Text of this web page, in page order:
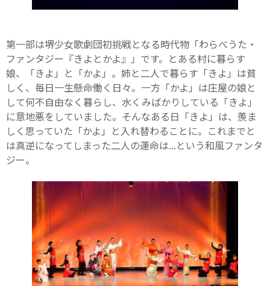
第一部は堺少女歌劇団初挑戦となる時代物「わらべうた・
ファンタジー『きよとかよ』」です。とある村に暮らす
娘、「きよ」と「かよ」。姉と二人で暮らす「きよ」は貧
しく、毎日一生懸命働く日々。一方「かよ」は庄屋の娘と
して何不自由なく暮らし、水くみばかりしている「きよ」
に意地悪をしていました。そんなある日「きよ」は、羨ま
しく思っていた「かよ」と入れ替わることに。これまでと
は真逆になってしまった二人の運命は...という和風ファンタ
ジー。